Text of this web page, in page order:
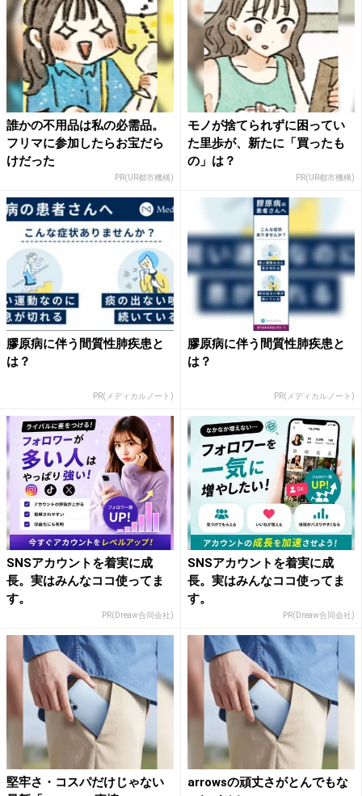
誰かの不用品は私の必需品。
フリマに参加したらお宝だら
けだった
PR(UR都市機構)
モノが捨てられずに困ってい
た里歩が、新たに「買ったも
の」は？
PR(UR都市機構)
膠原病に伴う間質性肺疾患と
は？
PR(メディカルノート)
膠原病に伴う間質性肺疾患と
は？
PR(メディカルノート)
SNSアカウントを着実に成
長。実はみんなココ使ってま
す。
PR(Dreaw合同会社)
SNSアカウントを着実に成
長。実はみんなココ使ってま
す。
PR(Dreaw合同会社)
堅牢さ・コスパだけじゃない
arrowsの頑丈さがとんでもな